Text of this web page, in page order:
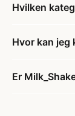
Hvilken
Hvor kan jeg
Er